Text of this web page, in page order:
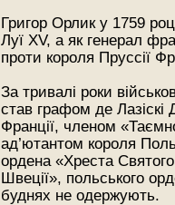
Григор Орлик у 1759
Луї ХV, а як генерал
проти короля Пруссії
За тривалі роки
став графом де Лазіскі
Франції, членом
ад’ютантом короля
ордена «Хреста
Швеції», польського
буднях не одержують.